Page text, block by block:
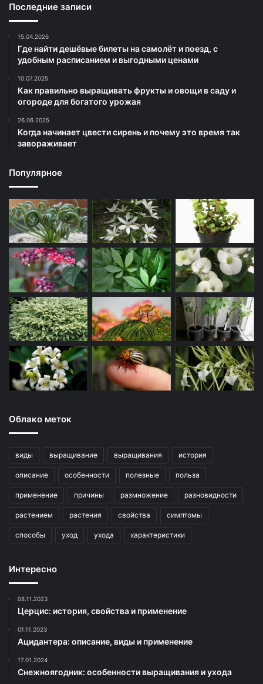
Последние записи
15.04.2026
Где найти дешёвые билеты на самолёт и поезд, с
удобным расписанием и выгодными ценами
10.07.2025
Как правильно выращивать фрукты и овощи в саду и
огороде для богатого урожая
26.06.2025
Когда начинает цвести сирень и почему это время так
завораживает
Популярное
Облако меток
виды выращивание выращивания история
описание особенности полезные польза
применение причины размножение разновидности
растением растения свойства симптомы
способы уход ухода характеристики
Интересно
08.11.2023
Церцис: история, свойства и применение
01.11.2023
Ацидантера: описание, виды и применение
17.01.2024
Снежноягодник: особенности выращивания и ухода